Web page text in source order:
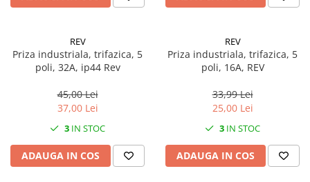
REV
Priza industriala, trifazica, 5
poli, 32A, ip44 Rev
45,00 Lei
37,00 Lei
3 IN STOC
ADAUGA IN COS
REV
Priza industriala, trifazica, 5
poli, 16A, REV
33,99 Lei
25,00 Lei
3 IN STOC
ADAUGA IN COS